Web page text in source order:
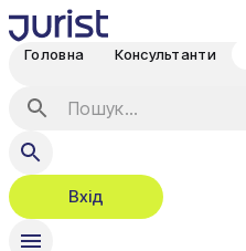
Головна Консультанти
Вхід